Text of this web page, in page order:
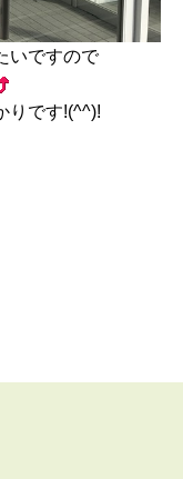
いですので
りです!(^^)!